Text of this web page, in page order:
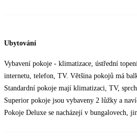
Ubytování
Vybavení pokoje - klimatizace, ústřední
internetu, telefon, TV. Většina pokojů má
Standardní pokoje mají klimatizaci, TV,
Superior pokoje jsou vybaveny 2 lůžky a
Pokoje Deluxe se nacházejí v bungalovech,